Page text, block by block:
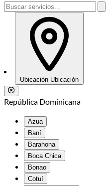
Ubicación Ubicación
República Dominicana
Azua
Baní
Barahona
Boca Chica
Bonao
Cotuí